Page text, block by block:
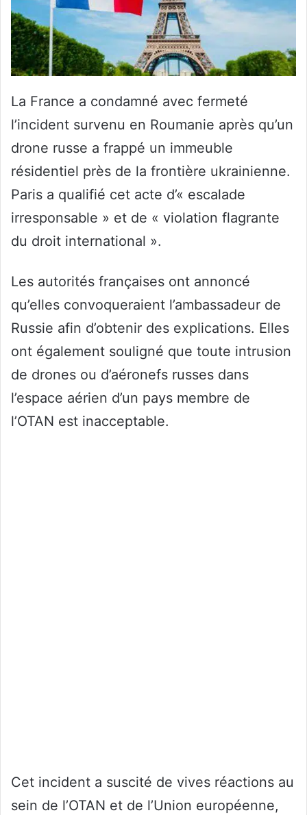
La France a condamné avec fermeté
l’incident survenu en Roumanie après qu’un
drone russe a frappé un immeuble
résidentiel près de la frontière ukrainienne.
Paris a qualifié cet acte d’« escalade
irresponsable » et de « violation flagrante
du droit international ».
Les autorités françaises ont annoncé
qu’elles convoqueraient l’ambassadeur de
Russie afin d’obtenir des explications. Elles
ont également souligné que toute intrusion
de drones ou d’aéronefs russes dans
l’espace aérien d’un pays membre de
l’OTAN est inacceptable.
Cet incident a suscité de vives réactions au
sein de l’OTAN et de l’Union européenne,